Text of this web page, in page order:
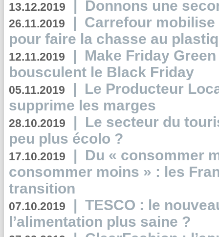
13.12.2019 | Donnons une
26.11.2019 | Carrefour
pour faire la chasse au
12.11.2019 | Make Friday
bousculent le Black Friday
05.11.2019 | Le Producteur
supprime les marges
28.10.2019 | Le secteur du
peu plus écolo ?
17.10.2019 | Du « consommer
consommer moins » : les
transition
07.10.2019 | TESCO : le
l’alimentation plus saine ?